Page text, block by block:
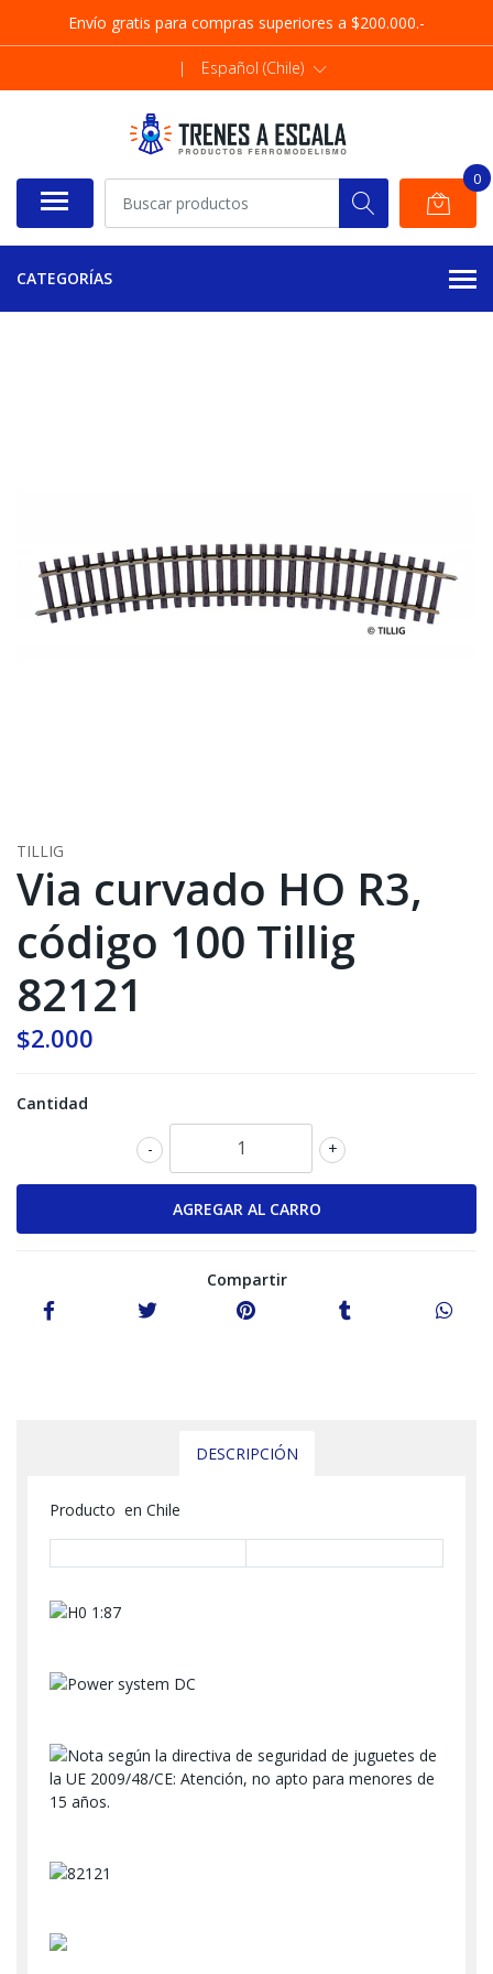
Envío gratis para compras superiores a $200.000.-
| Español (Chile)
0
CATEGORÍAS
TILLIG
Via curvado HO R3,
código 100 Tillig
82121
$2.000
Cantidad
+
-
Compartir
DESCRIPCIÓN
Producto en Chile